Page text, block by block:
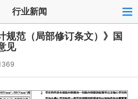
行业新闻
规范（局部修订条文）》国
见